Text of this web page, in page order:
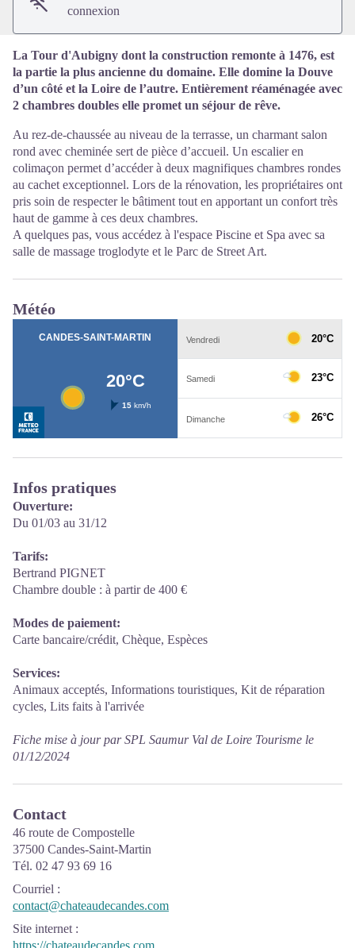
connexion
La Tour d'Aubigny dont la construction remonte à 1476, est
la partie la plus ancienne du domaine. Elle domine la Douve
d’un côté et la Loire de l’autre. Entièrement réaménagée avec
2 chambres doubles elle promet un séjour de rêve.
Au rez-de-chaussée au niveau de la terrasse, un charmant salon
rond avec cheminée sert de pièce d’accueil. Un escalier en
colimaçon permet d’accéder à deux magnifiques chambres rondes
au cachet exceptionnel. Lors de la rénovation, les propriétaires ont
pris soin de respecter le bâtiment tout en apportant un confort très
haut de gamme à ces deux chambres.
A quelques pas, vous accédez à l'espace Piscine et Spa avec sa
salle de massage troglodyte et le Parc de Street Art.
Météo
Infos pratiques
Ouverture:
Du 01/03 au 31/12
Tarifs:
Bertrand PIGNET
Chambre double : à partir de 400 €
Modes de paiement:
Carte bancaire/crédit, Chèque, Espèces
Services:
Animaux acceptés, Informations touristiques, Kit de réparation
cycles, Lits faits à l'arrivée
Fiche mise à jour par SPL Saumur Val de Loire Tourisme le
01/12/2024
Contact
46 route de Compostelle
37500 Candes-Saint-Martin
Tél. 02 47 93 69 16
Courriel :
contact@chateaudecandes.com
Site internet :
https://chateaudecandes.com